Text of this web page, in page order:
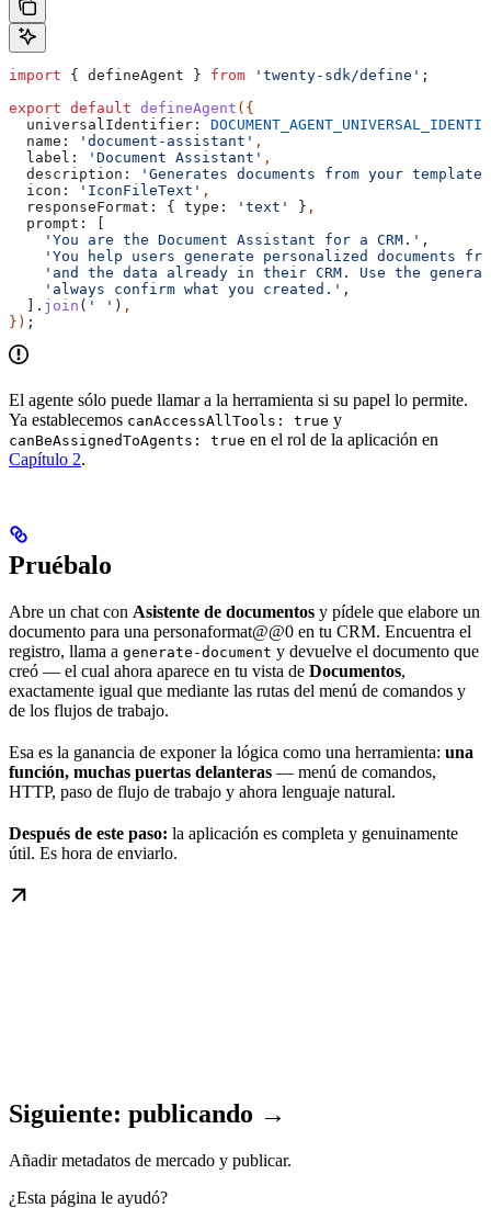
import { defineAgent } from 'twenty-sdk/define' ;
export default defineAgent ({
  universalIdentifier:
  name:
'document-assistant' ,
  label:
'Document Assistant' ,
  description:
'Generates documents from your
  icon:
'IconFileText' ,
  responseFormat:
{ type: 'text' } ,
  prompt:
[
    'You are the Document Assistant for a CRM.'
,
'You help users generate personalized documents
'and the data already in their CRM. Use the
    'always confirm what you created.'
,
  ].
join ( ' ' ) ,
}) ;
El agente sólo puede llamar a la herramienta si su papel lo permite.
Ya establecemos canAccessAllTools: true y
canBeAssignedToAgents: true en el rol de la aplicación en
Capítulo 2.
Pruébalo
Abre un chat con Asistente de documentos y pídele que elabore un
documento para una personaformat@@0 en tu CRM. Encuentra el
registro, llama a generate-document y devuelve el documento que
creó — el cual ahora aparece en tu vista de Documentos,
exactamente igual que mediante las rutas del menú de comandos y
de los flujos de trabajo.
Esa es la ganancia de exponer la lógica como una herramienta: una
función, muchas puertas delanteras — menú de comandos,
HTTP, paso de flujo de trabajo y ahora lenguaje natural.
Después de este paso: la aplicación es completa y genuinamente
útil. Es hora de enviarlo.
Siguiente: publicando →
Añadir metadatos de mercado y publicar.
¿Esta página le ayudó?